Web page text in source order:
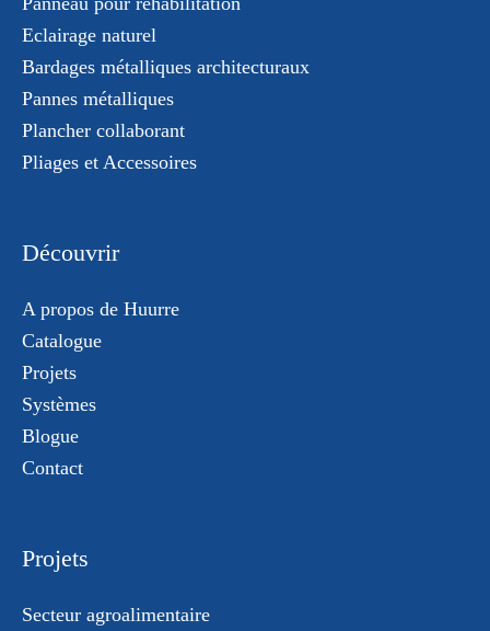
Eclairage naturel
Bardages métalliques architecturaux
Pannes métalliques
Plancher collaborant
Pliages et Accessoires
Découvrir
A propos de Huurre
Catalogue
Projets
Systèmes
Blogue
Contact
Projets
Secteur agroalimentaire